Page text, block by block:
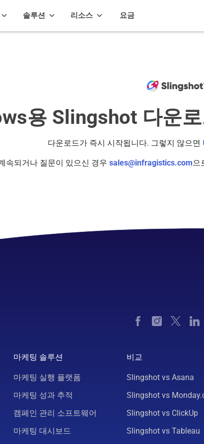
솔루션 리소스 요금
용 Slingshot 다운
다운로드가 즉시 시작됩니다. 그렇지 않으면
속되거나 질문이 있으신 경우 sales@infragistics.com으
마케팅 솔루션
마케팅 실행 플랫폼
마케팅 성과 추적
캠페인 관리 소프트웨어
마케팅 대시보드
비교
Slingshot vs Asana
Slingshot vs
Slingshot vs ClickUp
Slingshot vs Tableau